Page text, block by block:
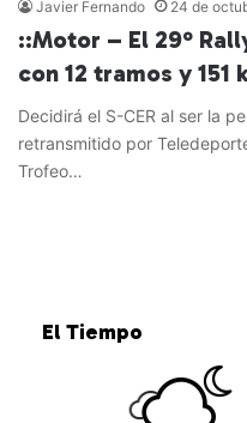
Javier Fernando 24 de
::Motor – El 29º
con 12 tramos y
Decidirá el S-CER al ser la
retransmitido por
Trofeo…
El Tiempo